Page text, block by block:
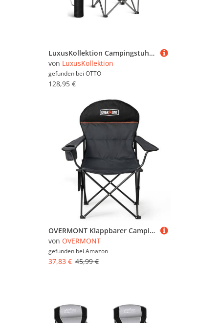
LuxusKollektion Campingstuhl Campingstuhl Faltstuhl Angelstuhl Getränkehalter Schwarz 1Pcs
von LuxusKollektion
gefunden bei OTTO
128,95 €
OVERMONT Klappbarer Campingstuhl mit Hoher Rückenlehne - Faltbarer XXL-Stuhl bis 150 KG - Tragbarer Gartenstuhl mit Getränkehalter - für Outdoor Wandern Picknick Angeln
von OVERMONT
gefunden bei Amazon
37,83 € 45,99 €